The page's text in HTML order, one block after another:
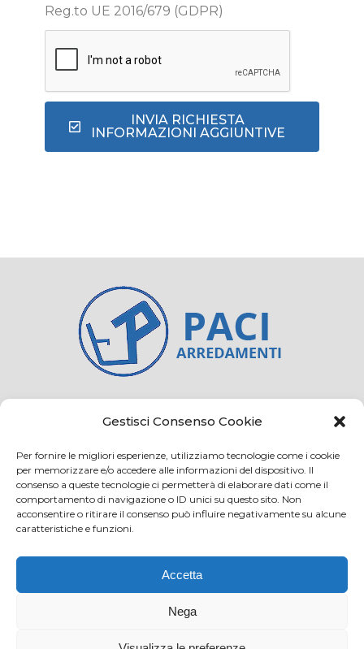
Gestisci Consenso Cookie
Per fornire le migliori esperienze, utilizziamo tecnologie come i cookie
per memorizzare e/o accedere alle informazioni del dispositivo. Il
consenso a queste tecnologie ci permetterà di elaborare dati come il
comportamento di navigazione o ID unici su questo sito. Non
acconsentire o ritirare il consenso può influire negativamente su alcune
caratteristiche e funzioni.
Accetta
Nega
Reg.to UE 2016/679 (GDPR)
INVIA RICHIESTA
INFORMAZIONI AGGIUNTIVE
Credits Privacy and cookie
Via Virginio 358/360
Loc. Anselmo 50025 Montespertoli (FI)
E-mail: info@paciarrediscolastici.com
PEC: pacisrl@interfreepec.it
Tel e Fax: +39 0571 675108
PI e CF: 05012160486 Registro delle Imprese di